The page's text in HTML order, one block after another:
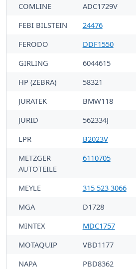
COMLINE
ADC1729V
FEBI BILSTEIN
24476
FERODO
DDF1550
GIRLING
6044615
HP (ZEBRA)
58321
JURATEK
BMW118
JURID
562334J
LPR
B2023V
METZGER
AUTOTEILE
6110705
MEYLE 315 523 3066
MGA
D1728
MINTEX
MDC1757
MOTAQUIP
VBD1177
NAPA
PBD8362